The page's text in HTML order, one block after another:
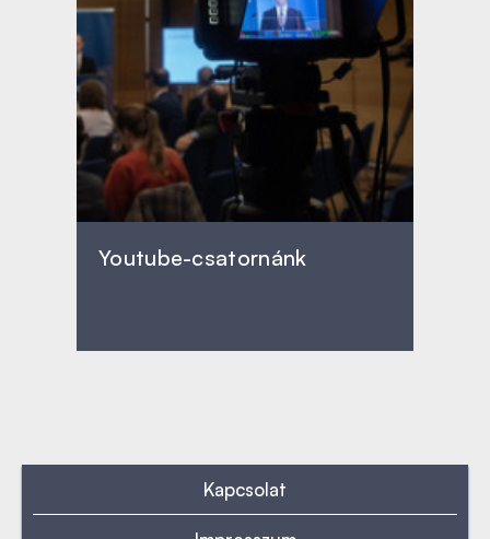
Youtube-csatornánk
Kapcsolat